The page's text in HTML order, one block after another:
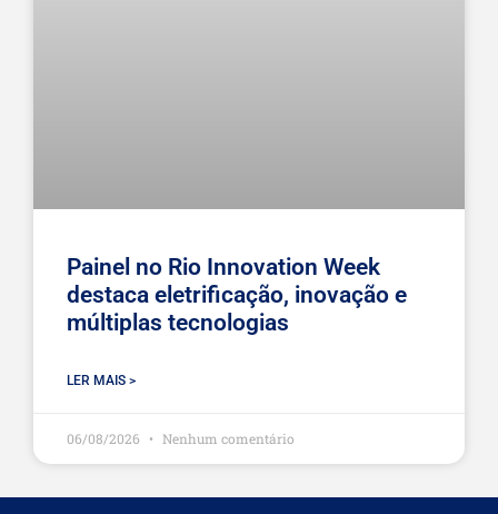
Painel no Rio Innovation Week
destaca eletrificação, inovação e
múltiplas tecnologias
LER MAIS >
06/08/2026 Nenhum comentário